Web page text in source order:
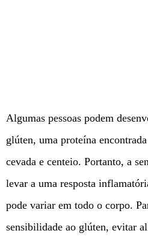
Algumas pessoas podem
glúten, uma proteína
cevada e centeio. Portanto, a
levar a uma resposta
pode variar em todo o corpo.
sensibilidade ao glúten, evitar